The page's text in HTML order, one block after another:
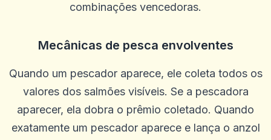
combinações vencedoras.
Mecânicas de pesca envolventes
Quando um pescador aparece, ele coleta todos os
valores dos salmões visíveis. Se a pescadora
aparecer, ela dobra o prêmio coletado. Quando
exatamente um pescador aparece e lança o anzol
M
2025-10-22 03:17:18
O atendimento ao cliente é muito prestativo e pontual. Eles falarão
com você passo a passo e serão sempre muito educados. Bônus